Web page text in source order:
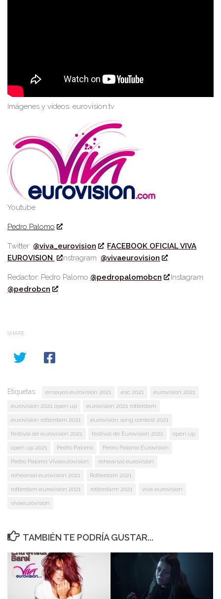
Imágenes y vídeos: eurovision.tv
Youtube
Pedro Palomo
Twitter @viva_eurovision
FACEBOOK OFICIAL VIVA
EUROVISION
Instragram @vivaeurovision
Redactor: Pedro Palomo @pedropalomobcn
Instagram
@pedrobcn
SHARE
Etiquetas: ensayos eurovision 2021 esc 2021
eurovision 2021
eurovision 2021 open up
eurovision 2021 rotterdam
eurovision rotterdam 2021
eurovision song contest 2021
festival de eurovision 2021
festival de Eurovisión 2021
open up
open up 2021
Pedro Palomo
Pedro Palomo Eurovision
Pedro Palomo Vivaeurovision
rehearsal eurovision
rehearsal eurovision 2021
Rotterdam 2021
rotterdam eurovision 2021
rotterdarm 2021
viva eurovision
vivaeurovision
TAMBIÉN TE PODRÍA GUSTAR...